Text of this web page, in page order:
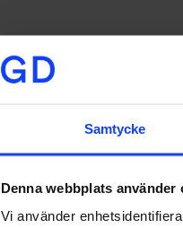
Samtycke
Denna webbplats använder
Vi använder